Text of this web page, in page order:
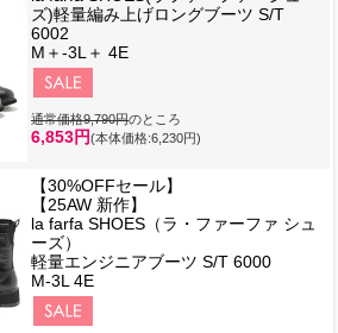
ズ)軽量編み上げロングブーツ S/T
6002
M＋-3L＋ 4E
通常価格9,790円のところ
6,853円(本体価格:6,230円)
【30%OFFセール】
【25AW 新作】
la farfa SHOES（ラ・ファーファ シュ
ーズ）
軽量エンジニアブーツ S/T 6000
M-3L 4E